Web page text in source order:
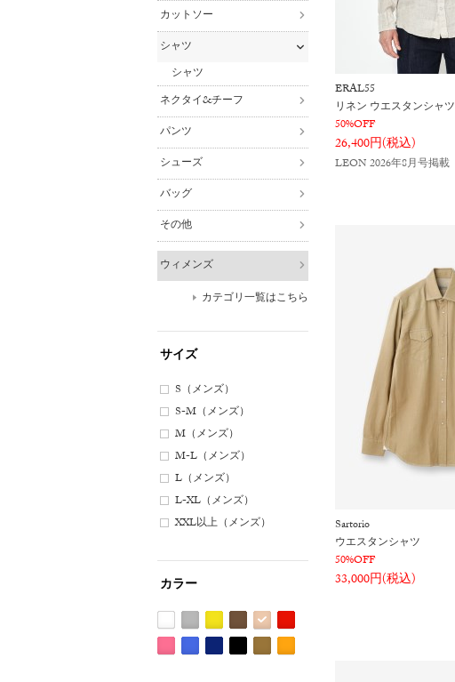
カットソー
シャツ
シャツ
ネクタイ&チーフ
パンツ
シューズ
バッグ
その他
ウィメンズ
カテゴリ一覧はこちら
サイズ
S（メンズ）
S-M（メンズ）
M（メンズ）
M-L（メンズ）
L（メンズ）
L-XL（メンズ）
XXL以上（メンズ）
カラー
ホ
ワ
グ
レ
イ
エ
ブ
ラ
ベ
ー
レ
ッ
ERAL55
リネン ウエスタンシャツ
50%OFF
26,400円(税込)
LEON 2026年8月号掲載
Sartorio
ウエスタンシャツ
50%OFF
33,000円(税込)